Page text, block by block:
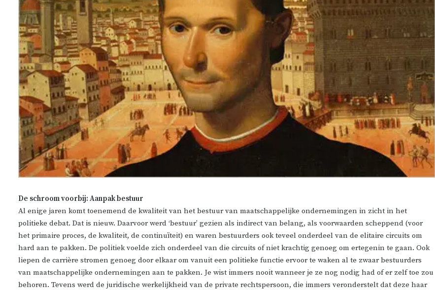
De schroom voorbij: Aanpak bestuur
Al enige jaren komt toenemend de kwaliteit van het bestuur van maatschappelijke ondernemingen in zicht in het
politieke debat. Dat is nieuw. Daarvoor werd ‘bestuur’ gezien als indirect van belang, als voorwaarden scheppend (voor
het primaire proces, de kwaliteit, de continuïteit) en waren bestuurders ook teveel onderdeel van de elitaire circuits om
hard aan te pakken. De politiek voelde zich onderdeel van die circuits of niet krachtig genoeg om ertegenin te gaan. Ook
liepen de carrière stromen genoeg door elkaar om vanuit een politieke functie ervoor te waken al te zwaar bestuurders
van maatschappelijke ondernemingen aan te pakken. Je wist immers nooit wanneer je ze nog nodig had of er zelf toe zou
behoren. Tevens werd de juridische werkelijkheid van de private rechtspersoon, die immers veronderstelt dat deze haar